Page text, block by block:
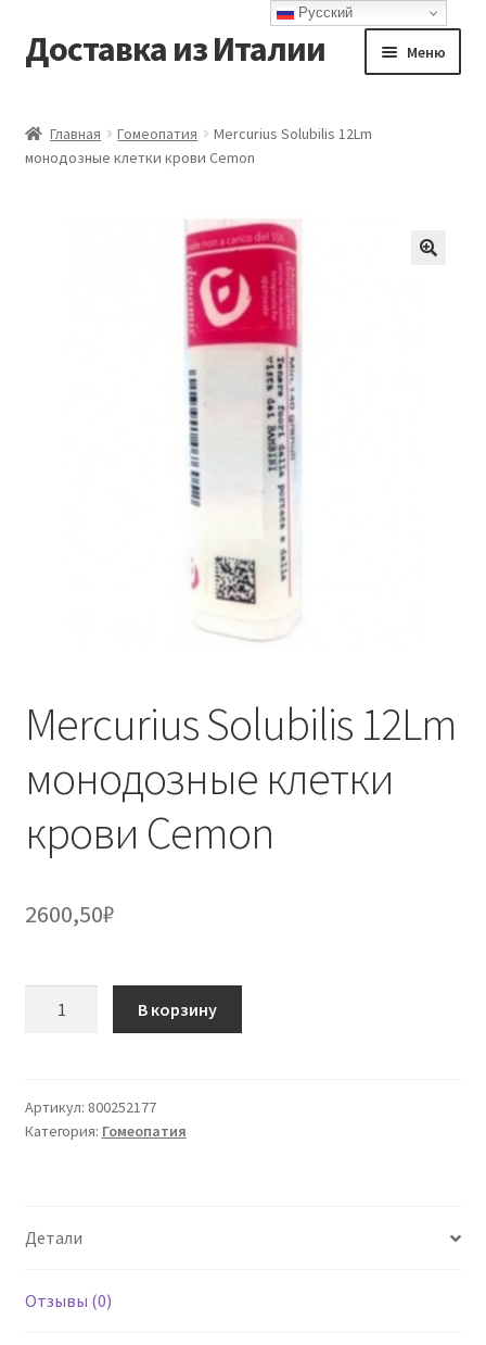
Перейти
к
Перейти
к
Доставка из Италии Меню
Доставка
Главная Гомеопатия
Mercurius Solubilis 12Lm
монодозные клетки крови Cemon
Mercurius Solubilis 12Lm
монодозные клетки
крови Cemon
2600,50₽
12Lm
монодозные
В корзину
Артикул: 800252177
Категория: Гомеопатия
Детали
Отзывы (0)
Русский